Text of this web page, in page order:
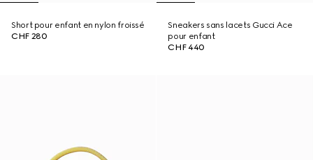
Short pour enfant en nylon froissé
CHF 280
Sneakers sans lacets Gucci Ace
pour enfant
CHF 440